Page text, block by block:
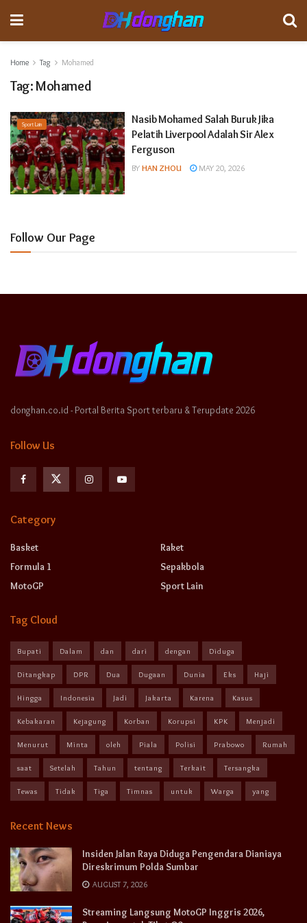
Home Tag Mohamed
Tag:Mohamed
Sport Lain
Nasib Mohamed Salah Buruk Jika
Pelatih Liverpool Adalah Sir Alex
Ferguson
BY HAN ZHOU MAY 20, 2026
Follow Our Page
donghan.co.id - Portal Berita Sport terbaru & Terupdate 2026
Follow Us
Category
Basket
Formula 1
MotoGP
Raket
Sepakbola
Sport Lain
Tag Cloud
Bupati Dalam dan dari dengan Diduga
Ditangkap DPR Dua Dugaan Dunia Eks Haji
Hingga Indonesia Jadi Jakarta Karena Kasus
Kebakaran Kejagung Korban Korupsi KPK Menjadi
Menurut Minta oleh Piala Polisi Prabowo Rumah
saat Setelah Tahun tentang Terkait Tersangka
Tewas Tidak Tiga Timnas untuk Warga yang
Recent News
Insiden Jalan Raya Diduga Pengendara Dianiaya
Direskrimum Polda Sumbar
AUGUST 7, 2026
Streaming Langsung MotoGP Inggris 2026,